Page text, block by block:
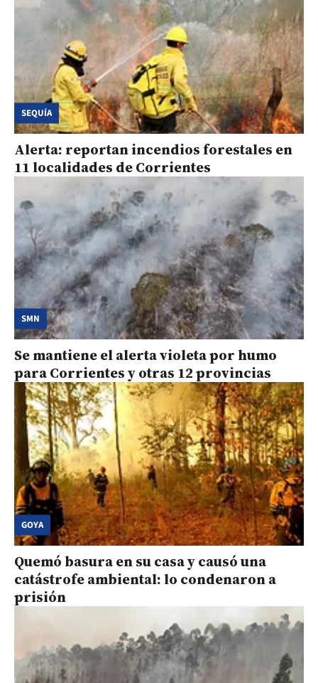
SEQUÍA
Alerta: reportan incendios forestales en
11 localidades de Corrientes
SMN
Se mantiene el alerta violeta por humo
para Corrientes y otras 12 provincias
GOYA
Quemó basura en su casa y causó una
catástrofe ambiental: lo condenaron a
prisión